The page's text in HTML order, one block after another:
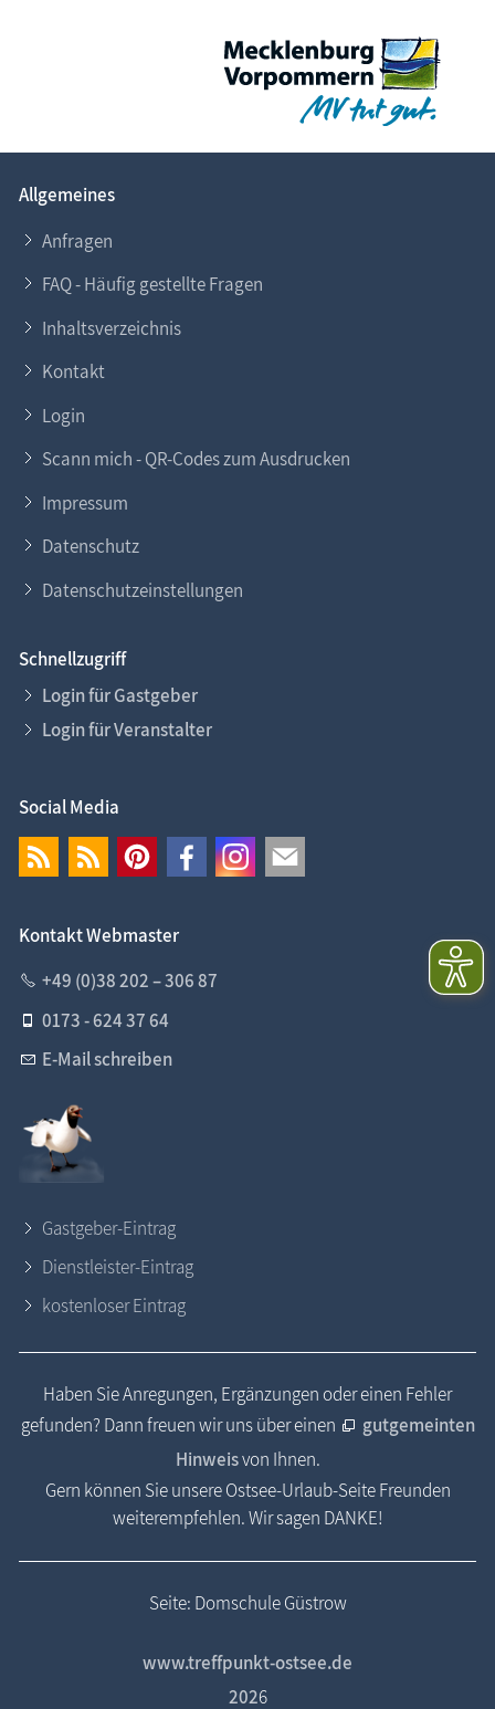
Allgemeines
Anfragen
FAQ - Häufig gestellte Fragen
Inhaltsverzeichnis
Kontakt
Login
Scann mich - QR-Codes zum Ausdrucken
Impressum
Datenschutz
Datenschutzeinstellungen
Schnellzugriff
Login für Gastgeber
Login für Veranstalter
Social Media
Kontakt Webmaster
+49 (0)38 202 – 306 87
0173 - 624 37 64
E-Mail schreiben
Gastgeber-Eintrag
Dienstleister-Eintrag
kostenloser Eintrag
Haben Sie Anregungen, Ergänzungen oder einen Fehler
gefunden? Dann freuen wir uns über einen
gutgemeinten
Hinweisvon Ihnen.
Gern können Sie unsere Ostsee-Urlaub-Seite Freunden
weiterempfehlen. Wir sagen DANKE!
Seite: Domschule Güstrow
www.treffpunkt-ostsee.de
2026